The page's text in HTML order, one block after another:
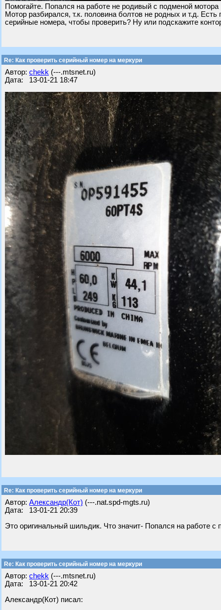
Помогайте. Попался на работе не родивый с подменой
Мотор разбирался, т.к. половина болтов не родных и т.д.
серийные номера, чтобы проверить? Ну или подскажите
Re: Как проверить серийный номер на меркури
Автор: chekk (---.mtsnet.ru)
Дата: 13-01-21 18:47
Re: Как проверить серийный номер на меркури
Автор: Александр(Кот) (---.nat.spd-mgts.ru)
Дата: 13-01-21 20:39
Это оригинальный шильдик. Что значит- Попался на работе с
Re: Как проверить серийный номер на меркури
Автор: chekk (---.mtsnet.ru)
Дата: 13-01-21 20:42
Александр(Кот) писал: